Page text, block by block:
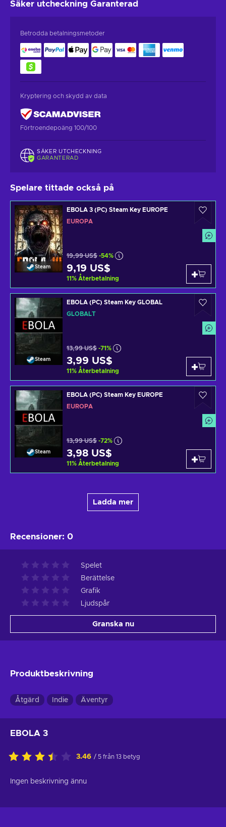
Säker utcheckning Garanterad
Betrodda betalningsmetoder
Kryptering och skydd av data
Förtroendepoäng 100/100
SÄKER UTCHECKNING
GARANTERAD
Spelare tittade också på
Steam
EBOLA 3 (PC) Steam Key EUROPE
EUROPA
19,99 US$ -54%
9,19 US$
11% Återbetalning
Steam
EBOLA (PC) Steam Key GLOBAL
GLOBALT
13,99 US$ -71%
3,99 US$
11% Återbetalning
Steam
EBOLA (PC) Steam Key EUROPE
EUROPA
13,99 US$ -72%
3,98 US$
11% Återbetalning
Ladda mer
Recensioner: 0
Spelet
Berättelse
Grafik
Ljudspår
Granska nu
Produktbeskrivning
Åtgärd Indie Äventyr
EBOLA 3
3.46 / 5 från 13 betyg
Ingen beskrivning ännu